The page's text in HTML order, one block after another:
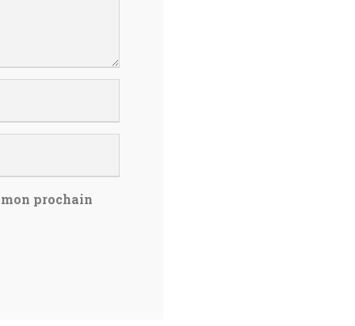
prochain